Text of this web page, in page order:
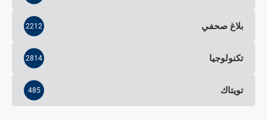
بلاغ صحفي 2212
تكنولوجيا 2814
تويتاك 485